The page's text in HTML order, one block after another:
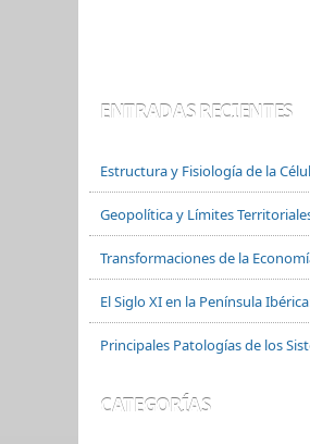
ENTRADAS RECIENTES
Estructura y Fisiología de la
Geopolítica y Límites
Transformaciones de la
El Siglo XI en la Península
Principales Patologías de los
CATEGORÍAS